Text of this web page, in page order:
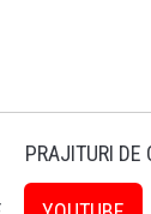
PRAJITURI DE